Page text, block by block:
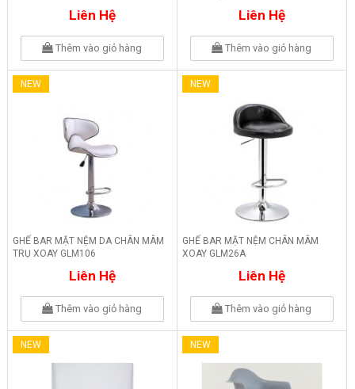
Liên Hệ
Thêm vào giỏ hàng
Liên Hệ
Thêm vào giỏ hàng
NEW
GHẾ BAR MẶT NỆM DA CHÂN MÂM
TRỤ XOAY GLM106
Liên Hệ
Thêm vào giỏ hàng
NEW
GHẾ BAR MẶT NỆM CHÂN MÂM
XOAY GLM26A
Liên Hệ
Thêm vào giỏ hàng
NEW NEW